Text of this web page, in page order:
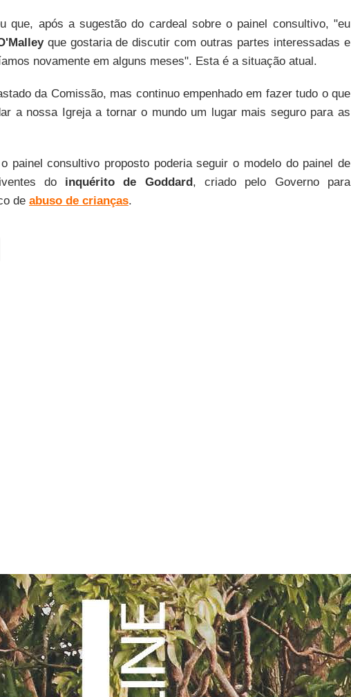
que, após a sugestão do cardeal sobre o painel consultivo, "eu
que gostaria de discutir com outras partes interessadas e
novamente em alguns meses". Esta é a situação atual.
da Comissão, mas continuo empenhado em fazer tudo o que
a nossa Igreja a tornar o mundo um lugar mais seguro para as
painel consultivo proposto poderia seguir o modelo do painel de
do inquérito de Goddard, criado pelo Governo para
de abuso de crianças.